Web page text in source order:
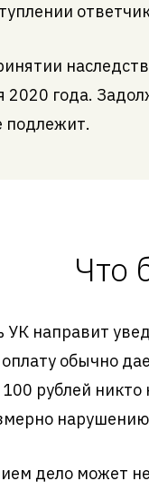
2020 года.
подлежит.
Что
направит
обычно
рублей
дело может